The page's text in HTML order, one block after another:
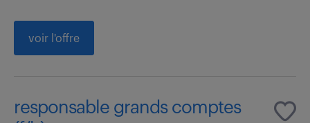
voir l'offre
responsable grands comptes